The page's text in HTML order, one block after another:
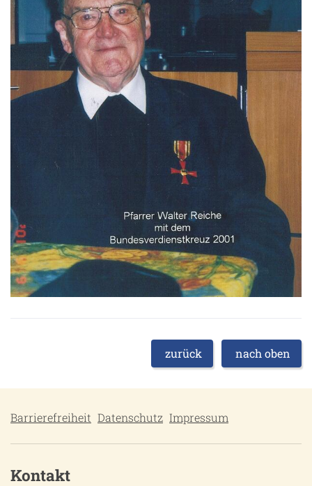
zurück nach oben
Barrierefreiheit Datenschutz Impressum
Kontakt